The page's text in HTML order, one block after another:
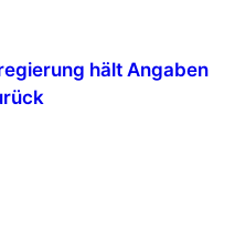
hält Angaben